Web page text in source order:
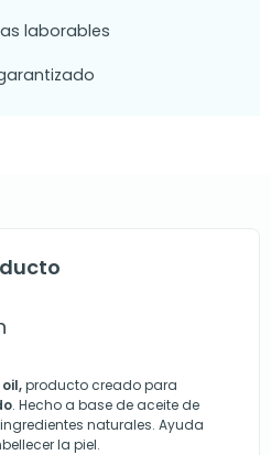
laborables
producto creado para
. Hecho a base de aceite de
naturales. Ayuda
la piel.